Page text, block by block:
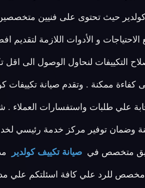
كولدير حيث تحتوى على فنيين
غيار اصلية 100% ونوفر جميع الاحتياجات و الأدوات
التكييفات لنحاول الوصول الى اقل
كفاءة ممكنة . وتقدم صيانة تكييفات
علي طلبات واستفسارات العملاء .
وضمان توفير مركز خدمة رئيسي
فريق متخصص في صيانة تكييف كولدير